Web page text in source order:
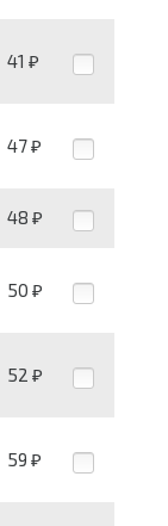
41 ₽
47 ₽
48 ₽
50 ₽
52 ₽
59 ₽